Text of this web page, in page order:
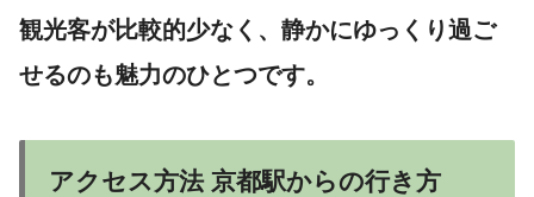
観光客が比較的少なく、静かにゆっくり過ご
せるのも魅力のひとつです。
アクセス方法 京都駅からの行き方